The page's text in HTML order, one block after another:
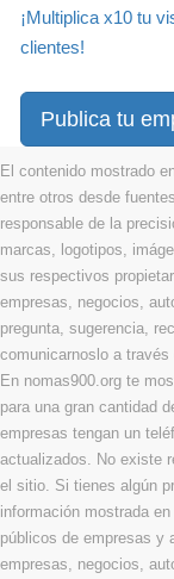
¡Multiplica x10 tu
clientes!
Publica tu
El contenido mostrado
entre otros desde
responsable de la
marcas, logotipos,
sus respectivos
empresas, negocios,
pregunta, sugerencia,
comunicarnoslo a
En nomas900.org te
para una gran cantidad
empresas tengan un
actualizados. No existe
el sitio. Si tienes algún
información mostrada
públicos de empresas y
empresas, negocios,